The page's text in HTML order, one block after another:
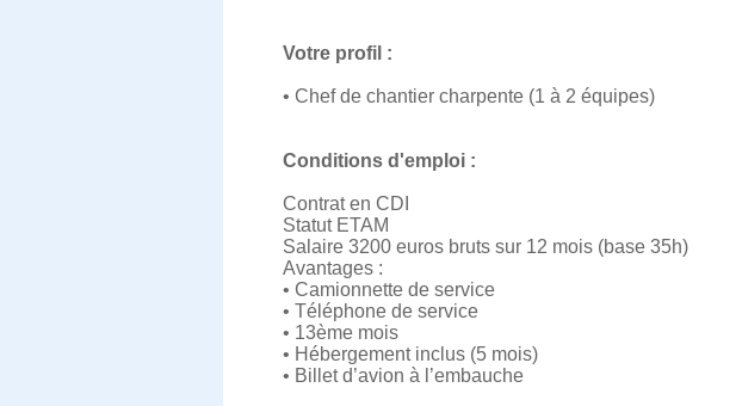
Votre profil :
• Chef de chantier charpente (1 à 2 équipes)
Conditions d'emploi :
Contrat en CDI
Statut ETAM
Salaire 3200 euros bruts sur 12 mois (base 35h)
Avantages :
• Camionnette de service
• Téléphone de service
• 13ème mois
• Hébergement inclus (5 mois)
• Billet d’avion à l’embauche